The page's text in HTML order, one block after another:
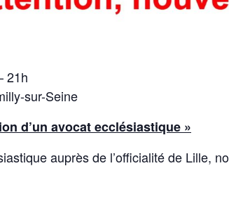
21h
sur-Seine
d’un avocat ecclésiastique »
auprès de l’officialité de Lille,